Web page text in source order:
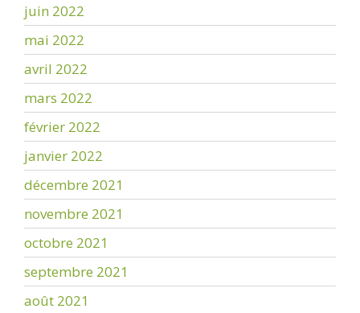
juin 2022
mai 2022
avril 2022
mars 2022
février 2022
janvier 2022
décembre 2021
novembre 2021
octobre 2021
septembre 2021
août 2021